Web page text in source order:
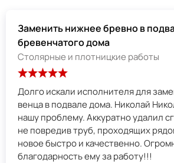
Заменить нижнее бревно в
бревенчатого дома
Столярные и плотницкие работы
Долго искали исполнителя для
венца в подвале дома. Николай Николаевич решил
нашу проблему. Аккуратно удалил
не повредив труб, проходящих
новое быстро и качественно.
благодарность ему за работу!!!